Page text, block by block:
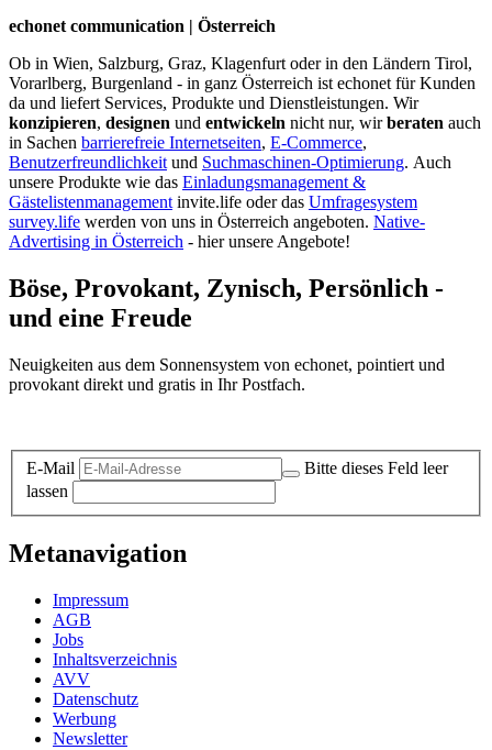
echonet communication | Österreich
Ob in Wien, Salzburg, Graz, Klagenfurt oder in den Ländern Tirol,
Vorarlberg, Burgenland - in ganz Österreich ist echonet für Kunden
da und liefert Services, Produkte und Dienstleistungen. Wir
konzipieren, designen und entwickeln nicht nur, wirberaten auch
in Sachen barrierefreie Internetseiten, E-Commerce,
Benutzerfreundlichkeit und Suchmaschinen-Optimierung. Auch
unsere Produkte wie das Einladungsmanagement &
Gästelistenmanagement invite.life oder das Umfragesystem
survey.life werden von uns in Österreich angeboten. Native-
Advertising in Österreich - hier unsere Angebote!
Böse, Provokant, Zynisch, Persönlich -
und eine Freude
Neuigkeiten aus dem Sonnensystem von echonet, pointiert und
provokant direkt und gratis in Ihr Postfach.
E-Mail
Bitte dieses Feld leer
lassen
Metanavigation
Impressum
AGB
Jobs
Inhaltsverzeichnis
AVV
Datenschutz
Werbung
Newsletter